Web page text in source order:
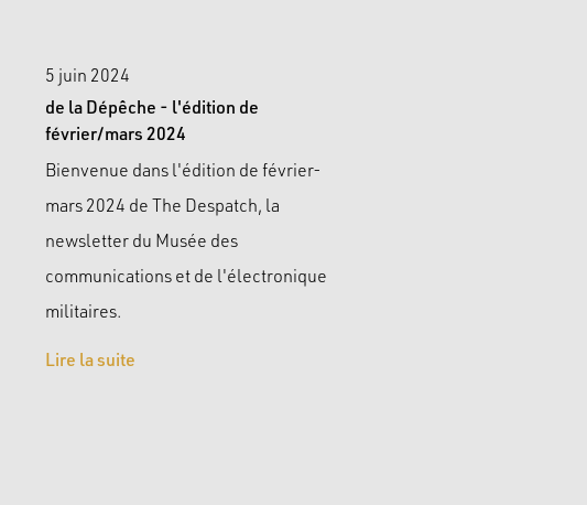
5 juin 2024
de la Dépêche - l'édition de
février/mars 2024
Bienvenue dans l'édition de février-
mars 2024 de The Despatch, la
newsletter du Musée des
communications et de l'électronique
militaires.
Lire la suite